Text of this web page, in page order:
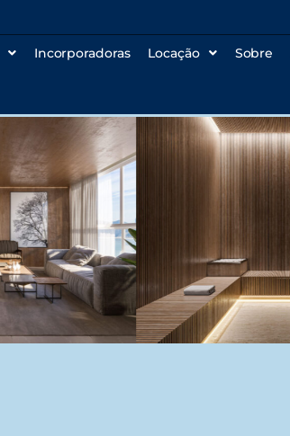
Incorporadoras Locação Sobre